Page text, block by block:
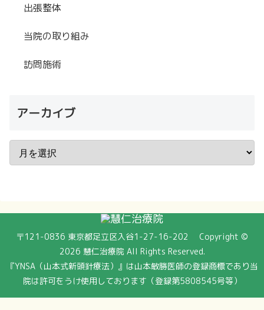
出張整体
当院の取り組み
訪問施術
アーカイブ
〒121-0836 東京都足立区入谷1-27-16-202 Copyright ©
2026 慧仁治療院 All Rights Reserved.
『YNSA（山本式新頭針療法）』は山本敏勝医師の登録商標であり当
院は許可をうけ使用しております（登録第5808545号等）